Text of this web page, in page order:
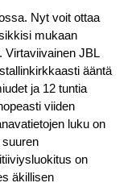
Nyt voit ottaa
mukaan
Virtaviivainen JBL
ääntä
ja 12 tuntia
viiden
luku on
on
äkillisen